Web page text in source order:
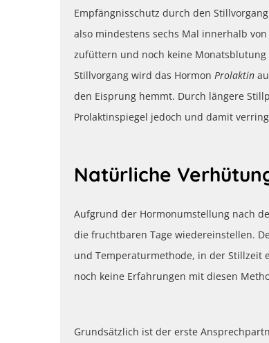
Empfängnisschutz durch den
also mindestens sechs Mal innerhalb
zufüttern und noch keine
Stillvorgang wird das Hormon Prolaktin
den Eisprung hemmt. Durch längere
Prolaktinspiegel jedoch und damit
Natürliche
Aufgrund der Hormonumstellung nach
die fruchtbaren Tage wiedereinstellen.
und Temperaturmethode, in der Stillzeit
noch keine Erfahrungen mit diesen
Grundsätzlich ist der erste